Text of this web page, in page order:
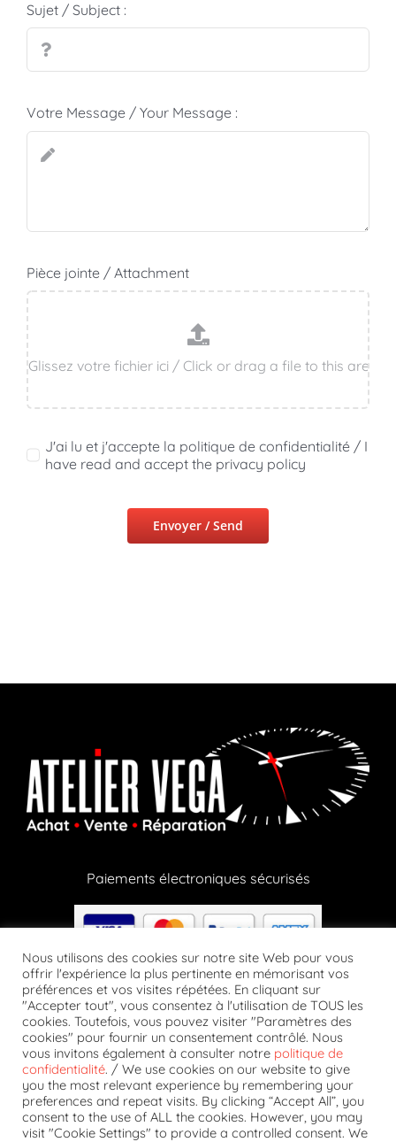
Sujet / Subject :
Votre Message / Your Message :
Pièce jointe / Attachment
J'ai lu et j'accepte la politique de confidentialité / I
have read and accept the privacy policy
Envoyer / Send
Paiements électroniques sécurisés
Paiements en crypto via notre partenaire Lizy
Suivez-nous
Nous utilisons des cookies sur notre site Web pour vous
offrir l'expérience la plus pertinente en mémorisant vos
préférences et vos visites répétées. En cliquant sur
"Accepter tout", vous consentez à l'utilisation de TOUS les
cookies. Toutefois, vous pouvez visiter "Paramètres des
cookies" pour fournir un consentement contrôlé. Nous
vous invitons également à consulter notre politique de
confidentialité. / We use cookies on our website to give
you the most relevant experience by remembering your
preferences and repeat visits. By clicking “Accept All”, you
consent to the use of ALL the cookies. However, you may
visit "Cookie Settings" to provide a controlled consent. We